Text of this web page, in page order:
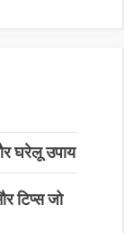
घरेलू उपाय
टिप्स जो